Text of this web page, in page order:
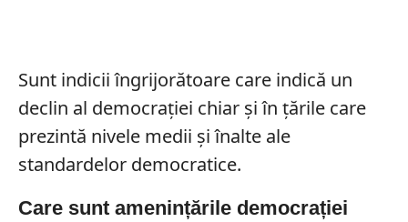
Sunt indicii îngrijorătoare care indică un
declin al democrației chiar și în țările care
prezintă nivele medii și înalte ale
standardelor democratice.
Care sunt amenințările democrației